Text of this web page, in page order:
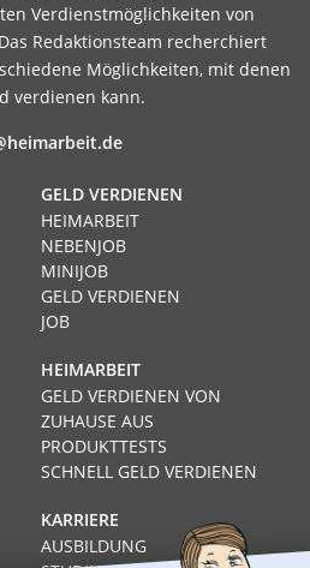
Verdienstmöglichkeiten von
Redaktionsteam recherchiert
Möglichkeiten, mit denen
verdienen kann.
GELD VERDIENEN
HEIMARBEIT
NEBENJOB
MINIJOB
GELD VERDIENEN
JOB
HEIMARBEIT
GELD VERDIENEN VON
ZUHAUSE AUS
PRODUKTTESTS
SCHNELL GELD VERDIENEN
KARRIERE
AUSBILDUNG